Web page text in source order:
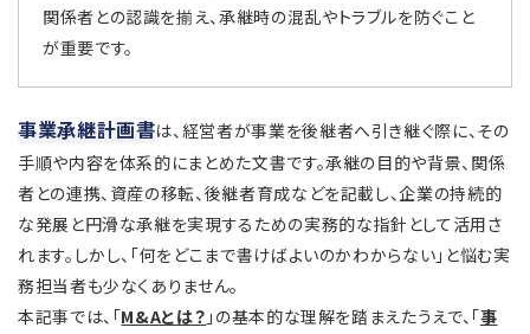
関係者との認識を揃え、承継時の混乱やトラブルを防ぐこと
が重要です。
事業承継計画書は、経営者が事業を後継者へ引き継ぐ際に、その
手順や内容を体系的にまとめた文書です。承継の目的や背景、関係
者との連携、資産の移転、後継者育成などを記載し、企業の持続的
な発展と円滑な承継を実現するための実務的な指針として活用さ
れます。しかし、「何をどこまで書けばよいのかわからない」と悩む実
務担当者も少なくありません。
本記事では、「M&Aとは？ 」の基本的な理解を踏まえたうえで、「事